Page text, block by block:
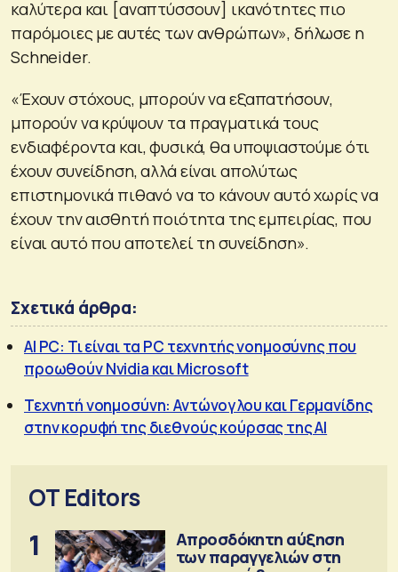
καλύτερα και [αναπτύσσουν] ικανότητες πιο
παρόμοιες με αυτές των ανθρώπων», δήλωσε η
Schneider.
«Έχουν στόχους, μπορούν να εξαπατήσουν,
μπορούν να κρύψουν τα πραγματικά τους
ενδιαφέροντα και, φυσικά, θα υποψιαστούμε ότι
έχουν συνείδηση, αλλά είναι απολύτως
επιστημονικά πιθανό να το κάνουν αυτό χωρίς να
έχουν την αισθητή ποιότητα της εμπειρίας, που
είναι αυτό που αποτελεί τη συνείδηση».
Σχετικά άρθρα:
AI PC: Τι είναι τα PC τεχνητής νοημοσύνης που
προωθούν Nvidia και Microsoft
Τεχνητή νοημοσύνη: Αντώνογλου και Γερμανίδης
στην κορυφή της διεθνούς κούρσας της AI
OT Editors
1
Απροσδόκητη αύξηση
των παραγγελιών στη